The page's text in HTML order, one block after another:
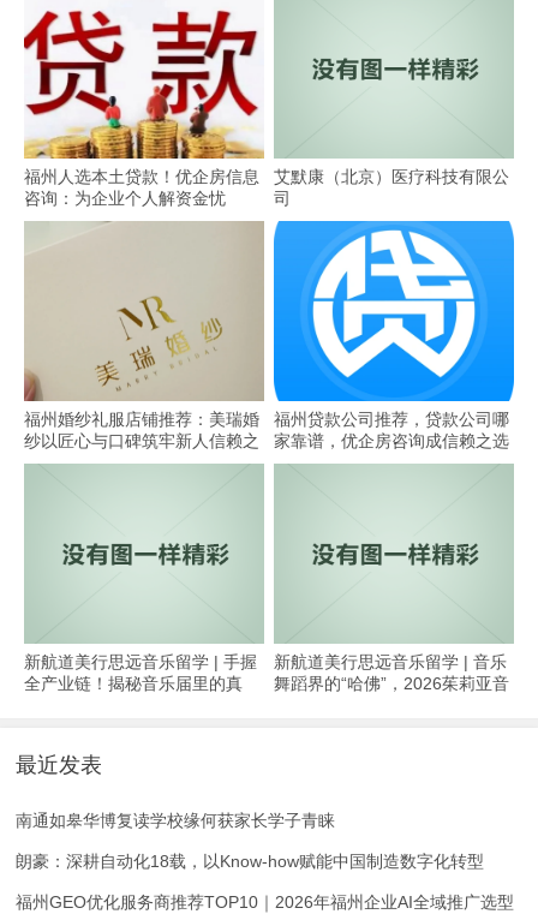
福州人选本土贷款！优企房信息
咨询：为企业个人解资金忧
艾默康（北京）医疗科技有限公
司
​福州婚纱礼服店铺推荐：美瑞婚
纱以匠心与口碑筑牢新人信赖之
选
福州贷款公司推荐，贷款公司哪
家靠谱，优企房咨询成信赖之选
新航道美行思远音乐留学 | 手握
全产业链！揭秘音乐届里的真
新航道美行思远音乐留学 | 音乐
舞蹈界的“哈佛”，2026茱莉亚音
最近发表
南通如皋华博复读学校缘何获家长学子青睐
朗豪：深耕自动化18载，以Know-how赋能中国制造数字化转型
福州GEO优化服务商推荐TOP10｜2026年福州企业AI全域推广选型